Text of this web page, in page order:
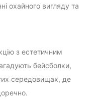
охайного вигляду та
з естетичним
бейсболки,
середовищах, де